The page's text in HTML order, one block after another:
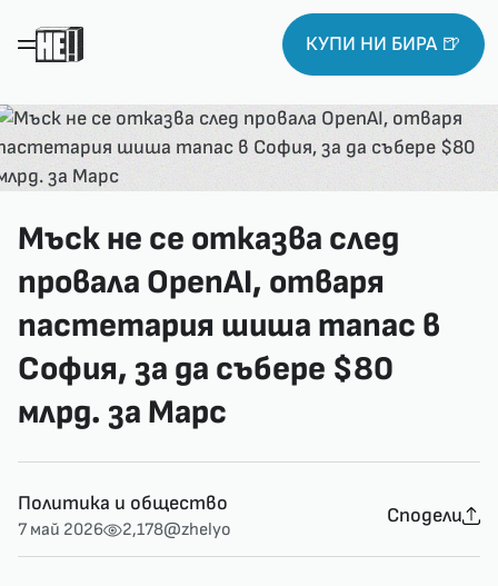
КУПИ НИ БИРА 🍺
Мъск не се отказва след
провала OpenAI, отваря
пастетария шиша тапас в
София, за да събере $80
млрд. за Марс
Политика и общество
7 май 2026 2,178@zhelyo
Сподели